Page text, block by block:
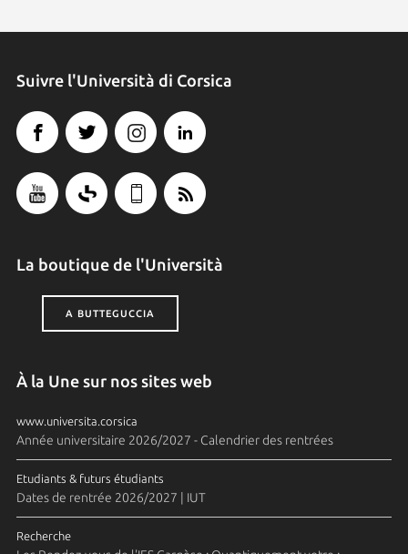
Suivre l'Università di Corsica
La boutique de l'Università
A BUTTEGUCCIA
À la Une sur nos sites web
www.universita.corsica
Année universitaire 2026/2027 - Calendrier des rentrées
Etudiants & futurs étudiants
Dates de rentrée 2026/2027 | IUT
Recherche